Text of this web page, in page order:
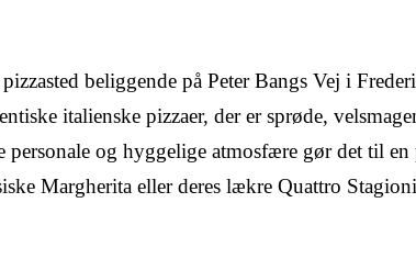
beliggende på Peter Bangs Vej i
italienske pizzaer, der er sprøde,
personale og hyggelige atmosfære gør det til
Margherita eller deres lækre Quattro